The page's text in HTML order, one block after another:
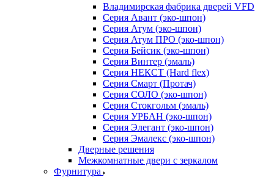
Владимирская фабрика дверей VFD
Серия Авант (эко-шпон)
Серия Атум (эко-шпон)
Серия Атум ПРО (эко-шпон)
Серия Бейсик (эко-шпон)
Серия Винтер (эмаль)
Серия НЕКСТ (Hard flex)
Серия Смарт (Протач)
Серия СОЛО (эко-шпон)
Серия Стокгольм (эмаль)
Серия УРБАН (эко-шпон)
Серия Элегант (эко-шпон)
Серия Эмалекс (эко-шпон)
Дверные решения
Межкомнатные двери c зеркалом
Фурнитура